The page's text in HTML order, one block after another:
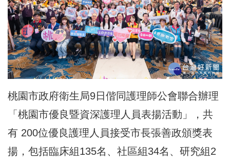
桃園市政府衛生局9日偕同護理師公會聯合辦理
「桃園市優良暨資深護理人員表揚活動」，共
有 200位優良護理人員接受市長張善政頒獎表
揚，包括臨床組135名、社區組34名、研究組2